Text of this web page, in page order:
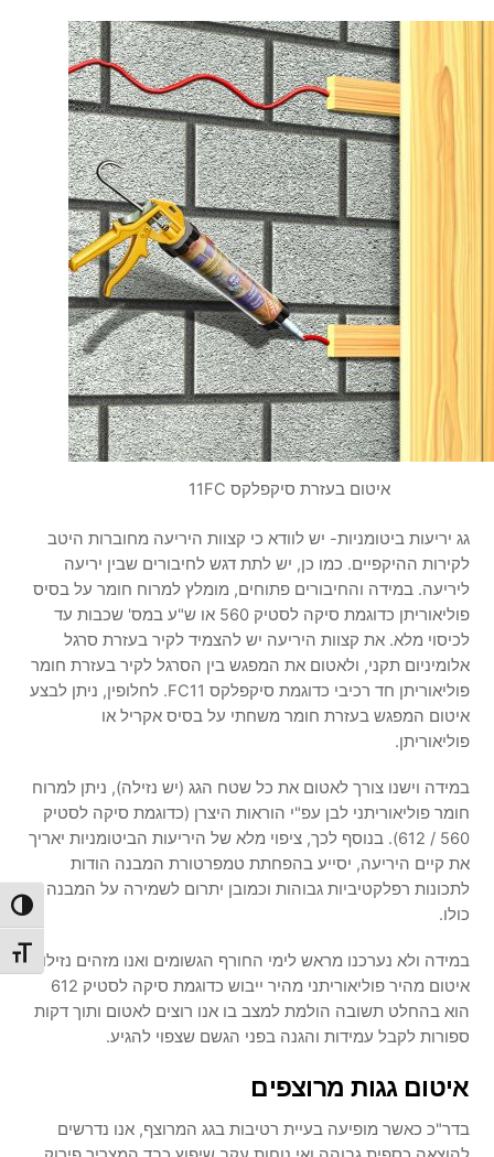
מתג
איטום בעזרת סיקפלקס 11FC
גג יריעות ביטומניות- יש לוודא כי קצוות היריעה מחוברות היטב
לקירות ההיקפיים. כמו כן, יש לתת דגש לחיבורים שבין יריעה
ליריעה. במידה והחיבורים פתוחים, מומלץ למרוח חומר על בסיס
פוליאוריתן כדוגמת סיקה לסטיק 560 או ש"ע במס' שכבות עד
לכיסוי מלא. את קצוות היריעה יש להצמיד לקיר בעזרת סרגל
אלומיניום תקני, ולאטום את המפגש בין הסרגל לקיר בעזרת חומר
פוליאוריתן חד רכיבי כדוגמת סיקפלקס FC11. לחלופין, ניתן לבצע
איטום המפגש בעזרת חומר משחתי על בסיס אקריל או
פוליאוריתן.
במידה וישנו צורך לאטום את כל שטח הגג (יש נזילה), ניתן למרוח
חומר פוליאוריתני לבן עפ"י הוראות היצרן (כדוגמת סיקה לסטיק
560 / 612). בנוסף לכך, ציפוי מלא של היריעות הביטומניות יאריך
את קיים היריעה, יסייע בהפחתת טמפרטורת המבנה הודות
לתכונות רפלקטיביות גבוהות וכמובן יתרום לשמירה על המבנה
כולו.
במידה ולא נערכנו מראש לימי החורף הגשומים ואנו מזהים נזילות,
איטום מהיר פוליאוריתני מהיר ייבוש כדוגמת סיקה לסטיק 612
הוא בהחלט תשובה הולמת למצב בו אנו רוצים לאטום ותוך דקות
ספורות לקבל עמידות והגנה בפני הגשם שצפוי להגיע.
איטום גגות מרוצפים
בדר"כ כאשר מופיעה בעיית רטיבות בגג המרוצף, אנו נדרשים